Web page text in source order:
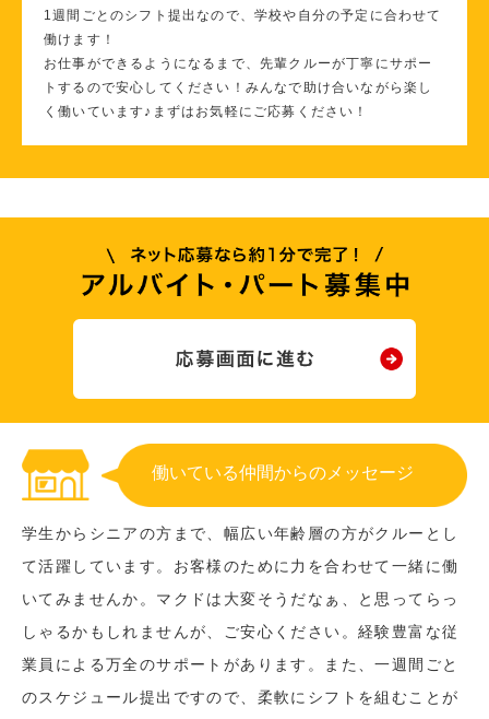
1週間ごとのシフト提出なので、学校や自分の予定に合わせて
働けます！
お仕事ができるようになるまで、先輩クルーが丁寧にサポー
トするので安心してください！みんなで助け合いながら楽し
く働いています♪まずはお気軽にご応募ください！
働いている仲間からのメッセージ
学生からシニアの方まで、幅広い年齢層の方がクルーとし
て活躍しています。お客様のために力を合わせて一緒に働
いてみませんか。マクドは大変そうだなぁ、と思ってらっ
しゃるかもしれませんが、ご安心ください。経験豊富な従
業員による万全のサポートがあります。また、一週間ごと
のスケジュール提出ですので、柔軟にシフトを組むことが